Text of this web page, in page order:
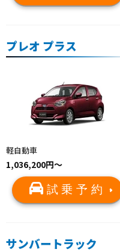
プレオ プラス
軽自動車
1,036,200円～
試乗予約
サンバートラック